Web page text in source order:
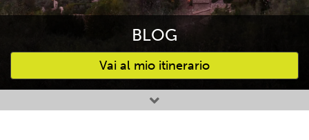
BLOG
Vai al mio itinerario
Attività preferite